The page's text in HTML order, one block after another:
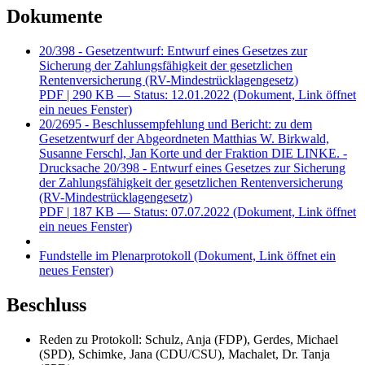
Dokumente
20/398 - Gesetzentwurf: Entwurf eines Gesetzes zur
Sicherung der Zahlungsfähigkeit der gesetzlichen
Rentenversicherung (RV-Mindestrücklagengesetz)
PDF | 290 KB — Status: 12.01.2022 (Dokument, Link öffnet
ein neues Fenster)
20/2695 - Beschlussempfehlung und Bericht: zu dem
Gesetzentwurf der Abgeordneten Matthias W. Birkwald,
Susanne Ferschl, Jan Korte und der Fraktion DIE LINKE. -
Drucksache 20/398 - Entwurf eines Gesetzes zur Sicherung
der Zahlungsfähigkeit der gesetzlichen Rentenversicherung
(RV-Mindestrücklagengesetz)
PDF | 187 KB — Status: 07.07.2022 (Dokument, Link öffnet
ein neues Fenster)
Fundstelle im Plenarprotokoll (Dokument, Link öffnet ein
neues Fenster)
Beschluss
Reden zu Protokoll: Schulz, Anja (FDP), Gerdes, Michael
(SPD), Schimke, Jana (CDU/CSU), Machalet, Dr. Tanja